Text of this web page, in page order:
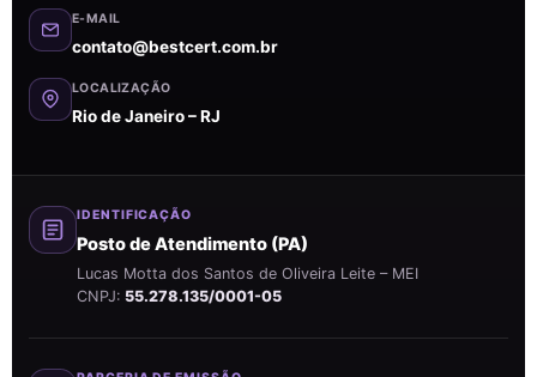
E-MAIL
contato@bestcert.com.br
LOCALIZAÇÃO
Rio de Janeiro – RJ
IDENTIFICAÇÃO
Posto de Atendimento (PA)
Lucas Motta dos Santos de Oliveira Leite – MEI
CNPJ: 55.278.135/0001-05